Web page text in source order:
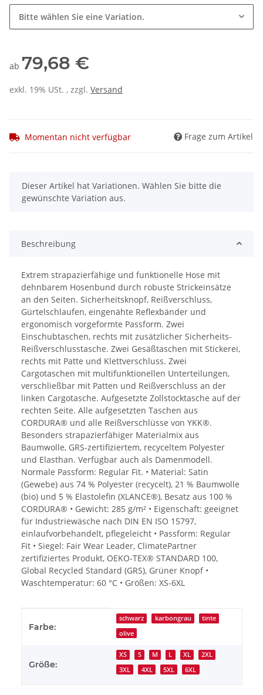
Bitte wählen Sie eine Variation.
ab 79,68 €
exkl. 19% USt. , zzgl. Versand
Momentan nicht verfügbar Frage zum Artikel
x
Dieser Artikel hat Variationen. Wählen Sie bitte die
gewünschte Variation aus.
Beschreibung
Extrem strapazierfähige und funktionelle Hose mit
dehnbarem Hosenbund durch robuste Strickeinsätze
an den Seiten. Sicherheitsknopf, Reißverschluss,
Gürtelschlaufen, eingenähte Reflexbänder und
ergonomisch vorgeformte Passform. Zwei
Einschubtaschen, rechts mit zusätzlicher Sicherheits-
Reißverschlusstasche. Zwei Gesäßtaschen mit Stickerei,
rechts mit Patte und Klettverschluss. Zwei
Cargotaschen mit multifunktionellen Unterteilungen,
verschließbar mit Patten und Reißverschluss an der
linken Cargotasche. Aufgesetzte Zollstocktasche auf der
rechten Seite. Alle aufgesetzten Taschen aus
CORDURA® und alle Reißverschlüsse von YKK®.
Besonders strapazierfähiger Materialmix aus
Baumwolle, GRS-zertifiziertem, recyceltem Polyester
und Elasthan. Verfügbar auch als Damenmodell.
Normale Passform: Regular Fit. • Material: Satin
(Gewebe) aus 74 % Polyester (recycelt), 21 % Baumwolle
(bio) und 5 % Elastolefin (XLANCE®), Besatz aus 100 %
CORDURA® • Gewicht: 285 g/m² • Eigenschaft: geeignet
für Industriewäsche nach DIN EN ISO 15797,
einlaufvorbehandelt, pflegeleicht • Passform: Regular
Fit • Siegel: Fair Wear Leader, ClimatePartner
zertifiziertes Produkt, OEKO-TEX® STANDARD 100,
Global Recycled Standard (GRS), Grüner Knopf •
Waschtemperatur: 60 °C • Größen: XS-6XL
Farbe:
schwarz karbongrau
tinte
olive
Größe:
XS S M L XL
2XL
3XL
4XL 5XL 6XL